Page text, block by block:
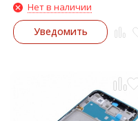
Нет в наличии
Уведомить